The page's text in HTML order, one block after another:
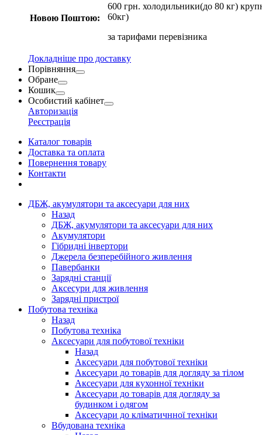
Новою Поштою:
600 грн. холодильники(до 80 кг)
60кг)
за тарифами перевізника
Докладніше про доставку
Порівняння
Обране
Кошик
Особистий кабінет
Авторизація
Реєстрація
Каталог товарів
Доставка та оплата
Повернення товару
Контакти
ДБЖ, акумулятори та аксесуари для них
Назад
ДБЖ, акумулятори та аксесуари для них
Акумулятори
Гібридні інвертори
Джерела безперебійного живлення
Павербанки
Зарядні станції
Аксесури для живлення
Зарядні пристрої
Побутова техніка
Назад
Побутова техніка
Аксесуари для побутової техніки
Назад
Аксесуари для побутової техніки
Аксесуари до товарів для догляду за тілом
Аксесуари для кухонної техніки
Аксесуари до товарів для догляду за
будинком і одягом
Аксесуари до кліматичнної техніки
Вбудована техніка